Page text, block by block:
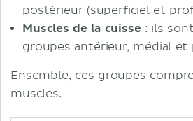
postérieur (superficiel et
Muscles de la cuisse : ils
groupes antérieur, médial et
Ensemble, ces groupes
muscles.